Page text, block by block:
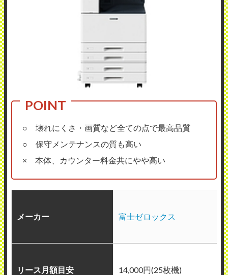
○ 壊れにくさ・画質など全ての点で最高品質
○ 保守メンテナンスの質も高い
× 本体、カウンター料金共にやや高い
メーカー 富士ゼロックス
リース月額目安 14,000円(25枚機)